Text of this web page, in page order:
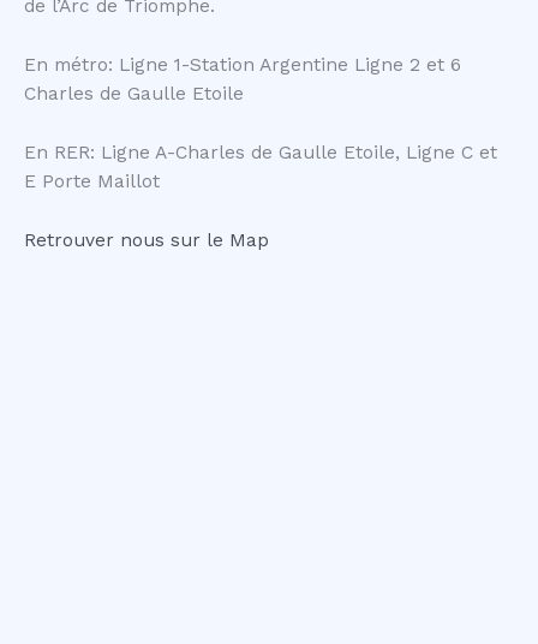
de l’Arc de Triomphe.
En métro: Ligne 1-Station Argentine Ligne 2 et 6
Charles de Gaulle Etoile
En RER: Ligne A-Charles de Gaulle Etoile, Ligne C et
E Porte Maillot
Retrouver nous sur le Map